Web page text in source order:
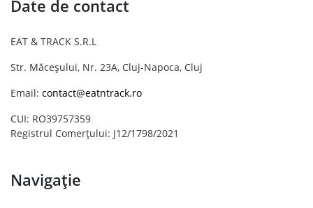
Date de contact
EAT & TRACK S.R.L
Str. Măceșului, Nr. 23A, Cluj-Napoca, Cluj
Email: contact@eatntrack.ro
CUI: RO39757359
Registrul Comerțului: J12/1798/2021
Navigație